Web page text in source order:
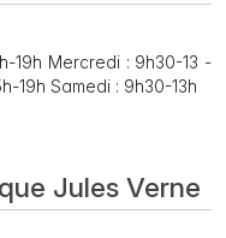
19h Mercredi : 9h30-13 -
19h Samedi : 9h30-13h
Jules Verne